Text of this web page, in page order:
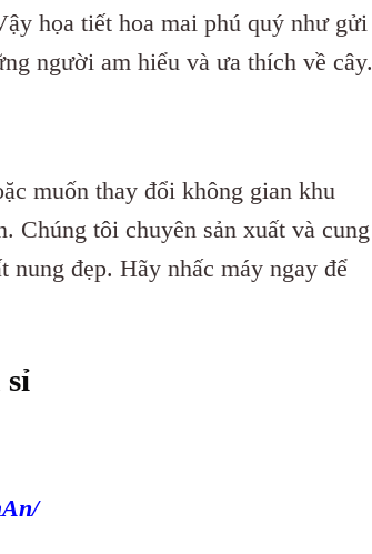
họa tiết hoa mai phú quý như gửi
người am hiểu và ưa thích về cây.
muốn thay đổi không gian khu
Chúng tôi chuyên sản xuất và cung
nung đẹp. Hãy nhấc máy ngay để
sỉ